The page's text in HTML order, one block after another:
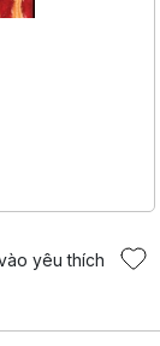
yêu thích